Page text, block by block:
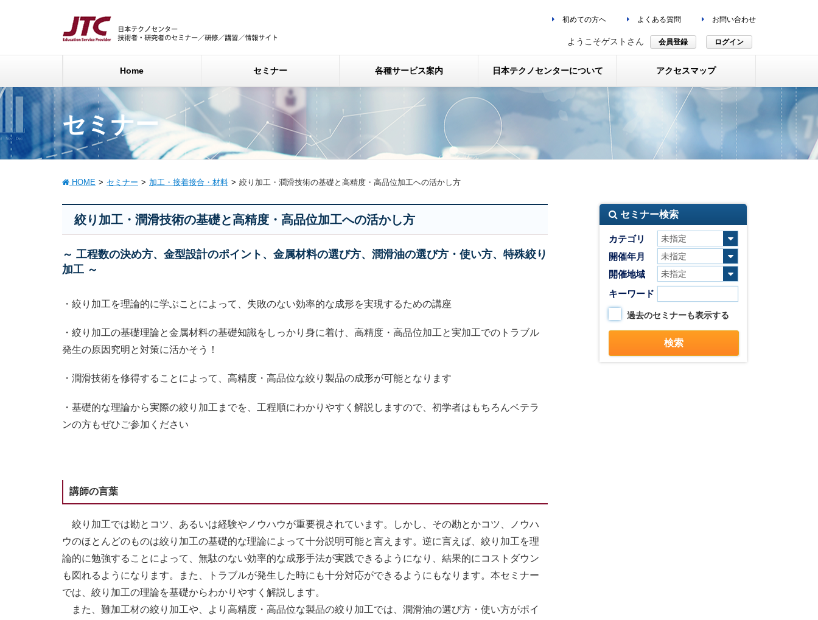
初めての方へ よくある質問 お問い合わせ
ようこそゲストさん 会員登録 ログイン
Home セミナー 各種サービス案内 日本テクノセンターについて アクセスマップ
セミナー
HOME セミナー 加工・接着接合・材料 絞り加工・潤滑技術の基礎と高精度・高品位加工への活かし方
絞り加工・潤滑技術の基礎と高精度・高品位加工への活かし方
～ 工程数の決め方、金型設計のポイント、金属材料の選び方、潤滑油の選び方・使い方、特殊絞り
加工 ～
・絞り加工を理論的に学ぶことによって、失敗のない効率的な成形を実現するための講座
・絞り加工の基礎理論と金属材料の基礎知識をしっかり身に着け、高精度・高品位加工と実加工でのトラブル
発生の原因究明と対策に活かそう！
・潤滑技術を修得することによって、高精度・高品位な絞り製品の成形が可能となります
・基礎的な理論から実際の絞り加工までを、工程順にわかりやすく解説しますので、初学者はもちろんベテラ
ンの方もぜひご参加ください
講師の言葉
絞り加工では勘とコツ、あるいは経験やノウハウが重要視されています。しかし、その勘とかコツ、ノウハ
ウのほとんどのものは絞り加工の基礎的な理論によって十分説明可能と言えます。逆に言えば、絞り加工を理
論的に勉強することによって、無駄のない効率的な成形手法が実践できるようになり、結果的にコストダウン
も図れるようになります。また、トラブルが発生した時にも十分対応ができるようにもなります。本セミナー
では、絞り加工の理論を基礎からわかりやすく解説します。
また、難加工材の絞り加工や、より高精度・高品位な製品の絞り加工では、潤滑油の選び方・使い方がポイ
セミナー検索
カテゴリ
開催年月
開催地域
キーワード
過去のセミナーも表示する